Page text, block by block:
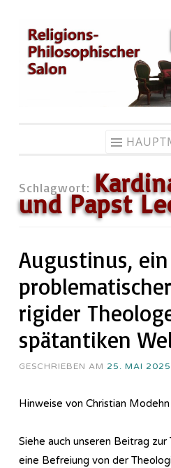
Zum
Inhalt
springen
Schlagwort:
und Papst
Augustinus, ein
rigider
spätantiken
GESCHRIEBEN AM 25. MAI 2025
Hinweise von Christian
Siehe auch unseren Beitrag zur
eine Befreiung von der